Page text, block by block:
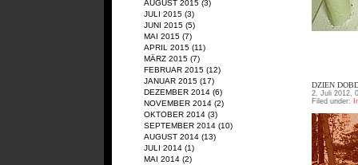
AUGUST 2015 (3)
JULI 2015 (3)
JUNI 2015 (5)
MAI 2015 (7)
APRIL 2015 (11)
MÄRZ 2015 (7)
FEBRUAR 2015 (12)
JANUAR 2015 (17)
DEZEMBER 2014 (6)
NOVEMBER 2014 (2)
OKTOBER 2014 (3)
SEPTEMBER 2014 (10)
AUGUST 2014 (13)
JULI 2014 (1)
MAI 2014 (2)
DZIEN
2. Juli 2012,
Filed under: